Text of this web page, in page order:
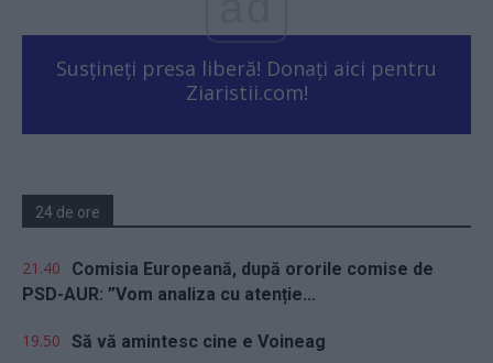
Susțineți presa liberă! Donați aici pentru
Ziaristii.com!
24 de ore
21.40
Comisia Europeană, după ororile comise de
PSD-AUR: ”Vom analiza cu atenție...
19.50 Să vă amintesc cine e Voineag